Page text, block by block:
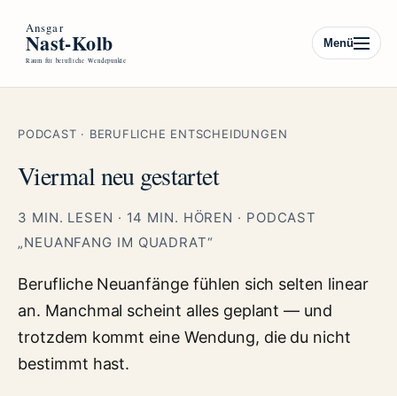
Menü
PODCAST · BERUFLICHE ENTSCHEIDUNGEN
Viermal neu gestartet
3 MIN. LESEN · 14 MIN. HÖREN · PODCAST
„NEUANFANG IM QUADRAT“
Berufliche Neuanfänge fühlen sich selten linear
an. Manchmal scheint alles geplant — und
trotzdem kommt eine Wendung, die du nicht
bestimmt hast.